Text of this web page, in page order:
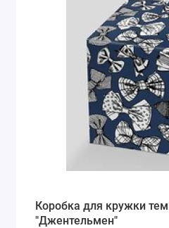
Коробка для кружки
"Джентельмен"